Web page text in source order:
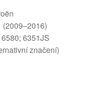
(2009–2016)
6351JS
značení)